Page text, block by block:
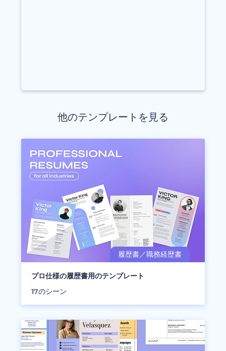
他のテンプレートを見る
プロ仕様の履歴書用のテンプレート
17のシーン